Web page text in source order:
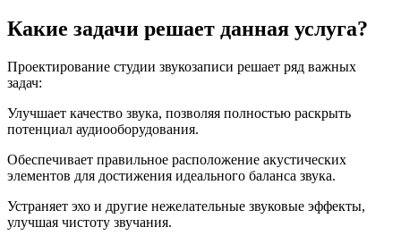
Какие задачи решает данная услуга?
Проектирование студии звукозаписи решает ряд важных
задач:
Улучшает качество звука, позволяя полностью раскрыть
потенциал аудиооборудования.
Обеспечивает правильное расположение акустических
элементов для достижения идеального баланса звука.
Устраняет эхо и другие нежелательные звуковые эффекты,
улучшая чистоту звучания.